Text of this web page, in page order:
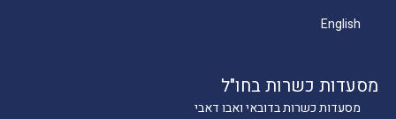
מסעדות כשרות בחו"ל
מסעדות כשרות בדובאי ואבו דאבי
English